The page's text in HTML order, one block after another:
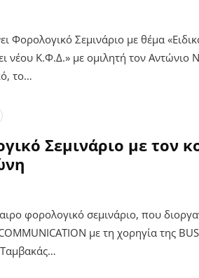
Φορολογικό Σεμινάριο με θέμα
νέου Κ.Φ.Δ.» με ομιλητή τον Αντώνιο
το…
Σεμινάριο με τον
φορολογικό σεμινάριο, που
με τη χορηγία της